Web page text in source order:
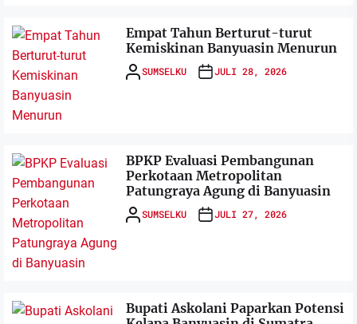
Empat Tahun Berturut-turut
Kemiskinan Banyuasin Menurun
SUMSELKU JULI 28, 2026
BPKP Evaluasi Pembangunan
Perkotaan Metropolitan
Patungraya Agung di Banyuasin
SUMSELKU JULI 27, 2026
Bupati Askolani Paparkan Potensi